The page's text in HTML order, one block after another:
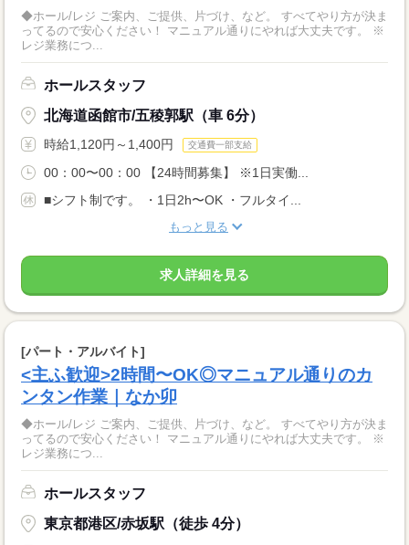
◆ホール/レジ ご案内、ご提供、片づけ、など。 すべてやり方が決ま
ってるので安心ください！ マニュアル通りにやれば大丈夫です。 ※
レジ業務につ...
ホールスタッフ
北海道函館市/五稜郭駅（車 6分）
時給1,120円～1,400円 交通費一部支給
00：00〜00：00 【24時間募集】 ※1日実働...
■シフト制です。 ・1日2h〜OK ・フルタイ...
もっと見る
求人詳細を見る
[パート・アルバイト]
<主ふ歓迎>2時間〜OK◎マニュアル通りのカ
ンタン作業｜なか卯
◆ホール/レジ ご案内、ご提供、片づけ、など。 すべてやり方が決ま
ってるので安心ください！ マニュアル通りにやれば大丈夫です。 ※
レジ業務につ...
ホールスタッフ
東京都港区/赤坂駅（徒歩 4分）